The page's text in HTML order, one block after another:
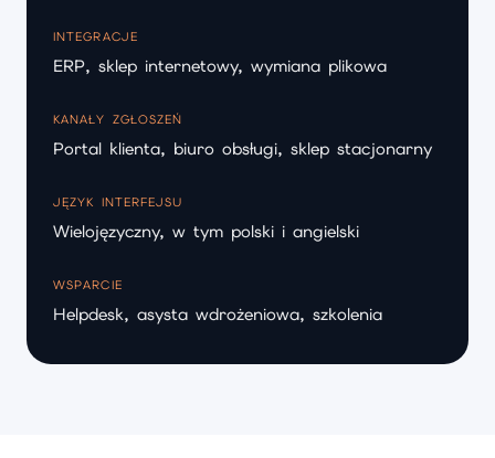
INTEGRACJE
ERP, sklep internetowy, wymiana plikowa
KANAŁY ZGŁOSZEŃ
Portal klienta, biuro obsługi, sklep stacjonarny
JĘZYK INTERFEJSU
Wielojęzyczny, w tym polski i angielski
WSPARCIE
Helpdesk, asysta wdrożeniowa, szkolenia